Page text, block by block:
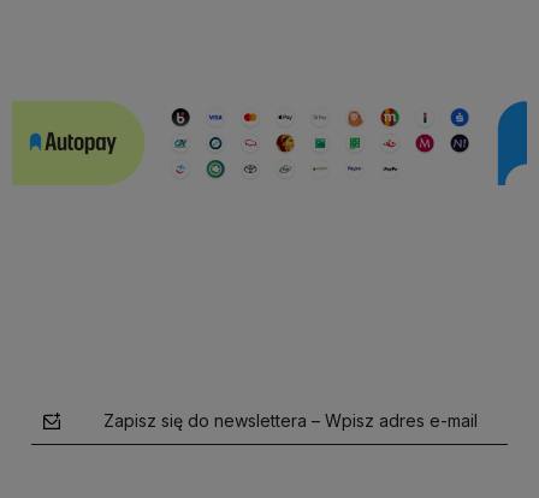
Zapisz się do newslettera – Wpisz adres e-mail